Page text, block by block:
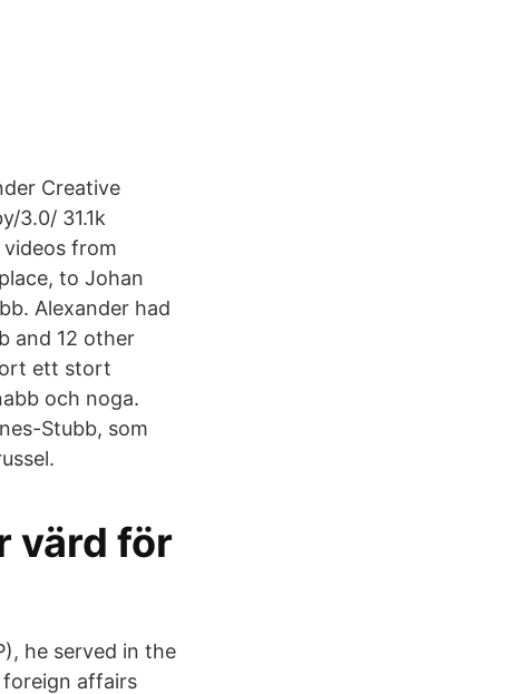
Creative
3.0/ 31.1k
videos from
to Johan
Alexander had
and 12 other
ett stort
och noga.
Stubb, som
värd för
he served in the
foreign affairs